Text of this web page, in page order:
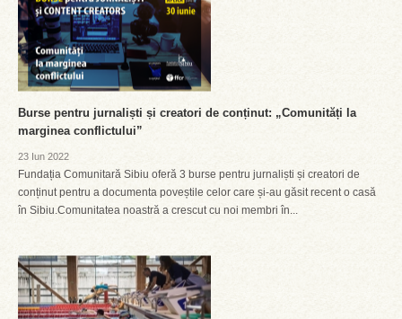
Burse pentru jurnaliști și creatori de conținut: „Comunități la
marginea conflictului”
23 Iun 2022
Fundația Comunitară Sibiu oferă 3 burse pentru jurnaliști și creatori de
conținut pentru a documenta poveștile celor care și-au găsit recent o casă
în Sibiu.Comunitatea noastră a crescut cu noi membri în...